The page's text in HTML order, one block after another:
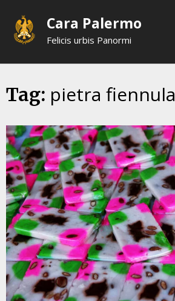
content
Cara Palermo
Felicis urbis Panormi
Tag: pietra fiennula